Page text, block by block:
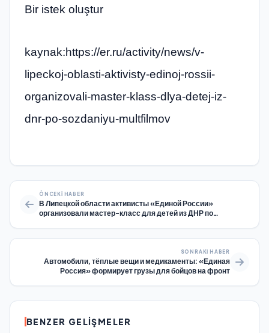
Bir istek oluştur
kaynak:https://er.ru/activity/news/v-
lipeckoj-oblasti-aktivisty-edinoj-rossii-
organizovali-master-klass-dlya-detej-iz-
dnr-po-sozdaniyu-multfilmov
ÖNCEKI HABER
В Липецкой области активисты «Единой России»
организовали мастер-класс для детей из ДНР по
SONRAKI HABER
Автомобили, тёплые вещи и медикаменты: «Единая
Россия» формирует грузы для бойцов на фронт
BENZER GELIŞMELER